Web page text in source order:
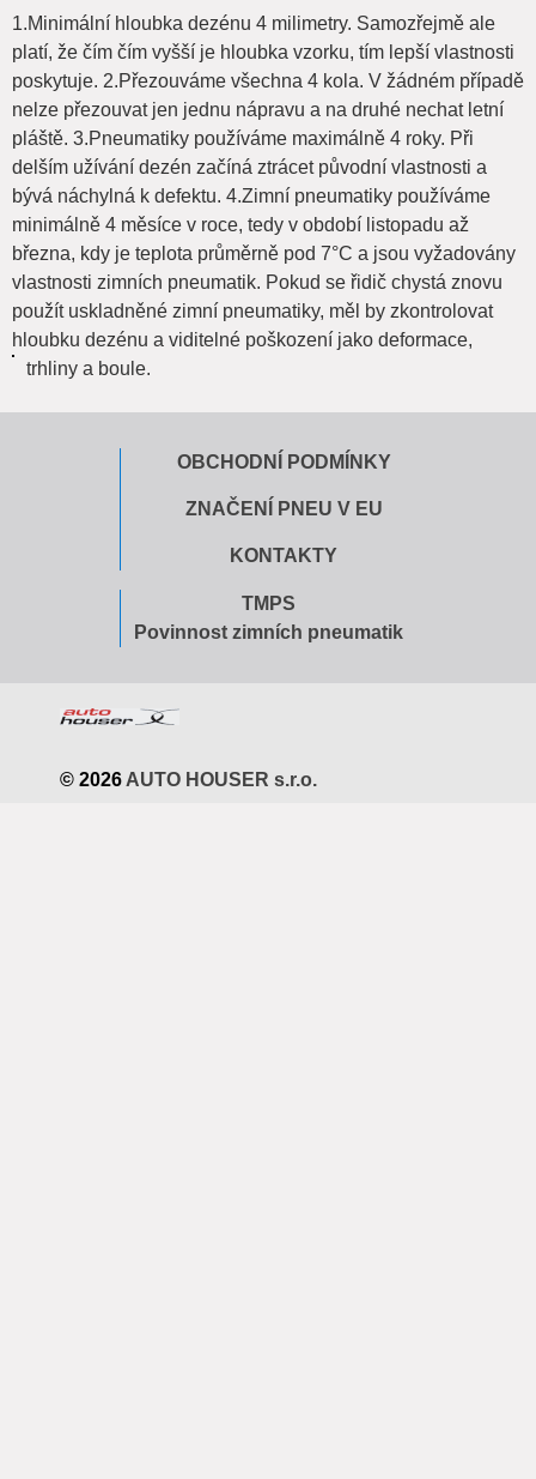
1.Minimální hloubka dezénu 4 milimetry. Samozřejmě ale
platí, že čím čím vyšší je hloubka vzorku, tím lepší vlastnosti
poskytuje. 2.Přezouváme všechna 4 kola. V žádném případě
nelze přezouvat jen jednu nápravu a na druhé nechat letní
pláště. 3.Pneumatiky používáme maximálně 4 roky. Při
delším užívání dezén začíná ztrácet původní vlastnosti a
bývá náchylná k defektu. 4.Zimní pneumatiky používáme
minimálně 4 měsíce v roce, tedy v období listopadu až
března, kdy je teplota průměrně pod 7°C a jsou vyžadovány
vlastnosti zimních pneumatik. Pokud se řidič chystá znovu
použít uskladněné zimní pneumatiky, měl by zkontrolovat
hloubku dezénu a viditelné poškození jako deformace,
trhliny a boule.
OBCHODNÍ PODMÍNKY
ZNAČENÍ PNEU V EU
KONTAKTY
TMPS
Povinnost zimních pneumatik
© 2026 AUTO HOUSER s.r.o.